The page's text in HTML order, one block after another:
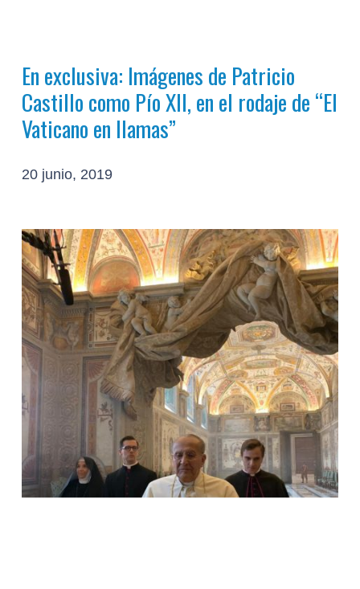
En exclusiva: Imágenes de Patricio
Castillo como Pío XII, en el rodaje de “El
Vaticano en llamas”
20 junio, 2019